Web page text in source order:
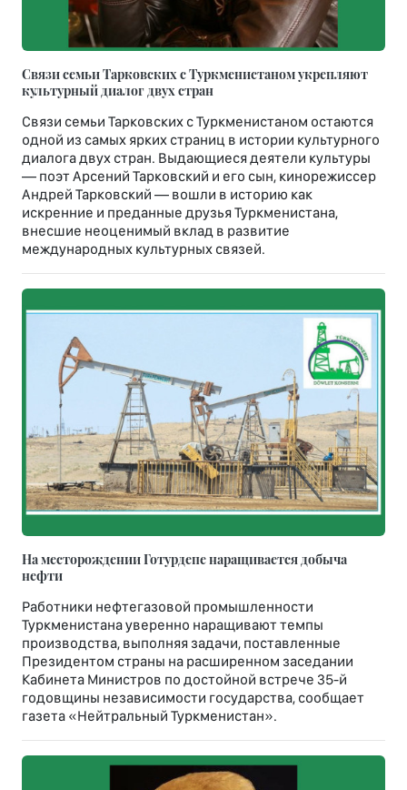
Связи семьи Тарковских с Туркменистаном укрепляют
культурный диалог двух стран
Связи семьи Тарковских с Туркменистаном остаются
одной из самых ярких страниц в истории культурного
диалога двух стран. Выдающиеся деятели культуры
— поэт Арсений Тарковский и его сын, кинорежиссер
Андрей Тарковский — вошли в историю как
искренние и преданные друзья Туркменистана,
внесшие неоценимый вклад в развитие
международных культурных связей.
На месторождении Готурдепе наращивается добыча
нефти
Работники нефтегазовой промышленности
Туркменистана уверенно наращивают темпы
производства, выполняя задачи, поставленные
Президентом страны на расширенном заседании
Кабинета Министров по достойной встрече 35-й
годовщины независимости государства, сообщает
газета «Нейтральный Туркменистан».